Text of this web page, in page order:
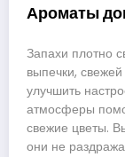
Ароматы
Запахи плотно
выпечки,
улучшить
атмосферы
свежие цветы.
они не